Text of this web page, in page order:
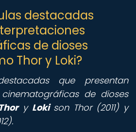
destacadas
de dioses
Thor y Loki?
que presentan
de dioses
Thory Lokison Thor (2011) y